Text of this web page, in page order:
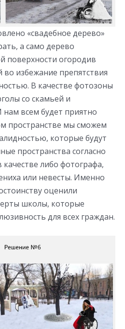
«свадебное дерево»
а само дерево
поверхности огородив
во избежание препятствия
В качестве фотозоны
со скамьей и
всем будет приятно
пространстве мы сможем
которые будут
пространства согласно
либо фотографа,
или невесты. Именно
оценили
школы, которые
для всех граждан.